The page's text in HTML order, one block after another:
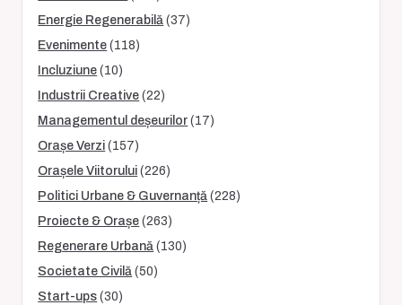
Energie Regenerabilă (37)
Evenimente (118)
Incluziune (10)
Industrii Creative (22)
Managementul deșeurilor (17)
Orașe Verzi (157)
Orașele Viitorului (226)
Politici Urbane & Guvernanță (228)
Proiecte & Orașe (263)
Regenerare Urbană (130)
Societate Civilă (50)
Start-ups (30)